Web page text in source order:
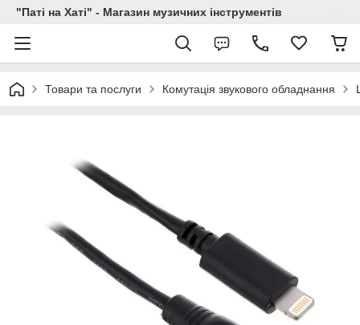
"Паті на Хаті" - Магазин музичних інструментів
Товари та послуги Комутація звукового обладнання